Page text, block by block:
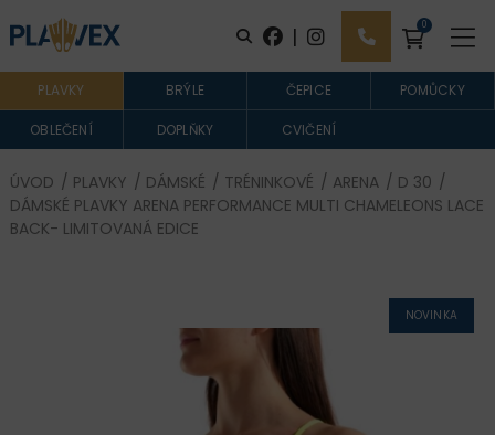
| 0
PLAVKY BRÝLE ČEPICE POMŮCKY
OBLEČENÍ DOPLŇKY CVIČENÍ
ÚVOD / PLAVKY / DÁMSKÉ / TRÉNINKOVÉ / ARENA / D 30 /
DÁMSKÉ PLAVKY ARENA PERFORMANCE MULTI CHAMELEONS LACE
BACK- LIMITOVANÁ EDICE
NOVINKA